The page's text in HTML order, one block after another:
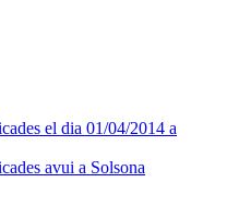
el dia 01/04/2014 a
avui a Solsona